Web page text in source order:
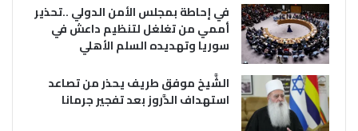
في إحاطة بمجلس الأمن الدولي ..تحذير
أممي من تغلغل لتنظيم داعش في
سوريا وتهديده السلم الأهلي
الشَّيخ موفق طريف يحذر من تصاعد
استهداف الدَّروز بعد تفجير جرمانا